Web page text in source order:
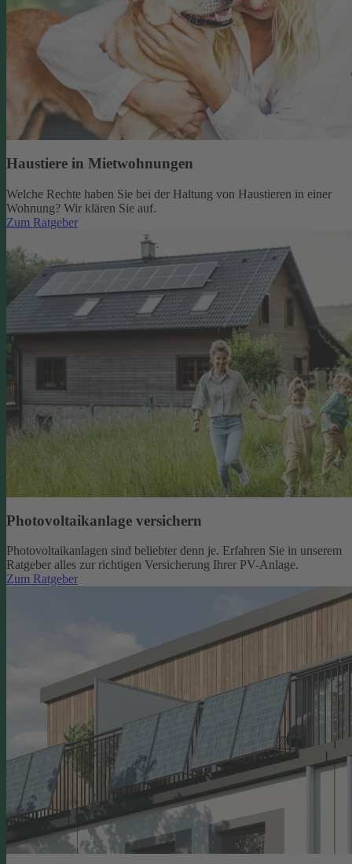
Haustiere in Mietwohnungen
Welche Rechte haben Sie bei der Haltung von Haustieren in einer
Wohnung? Wir klären Sie auf.
Zum Ratgeber
Photovoltaikanlage versichern
Photovoltaikanlagen sind beliebter denn je. Erfahren Sie in unserem
Ratgeber alles zur richtigen Versicherung Ihrer PV-Anlage.
Zum Ratgeber